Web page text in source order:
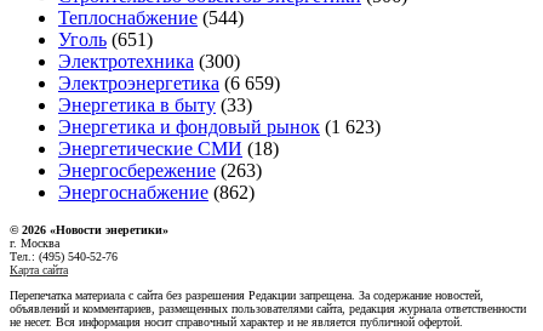
Теплоснабжение (544)
Уголь (651)
Электротехника (300)
Электроэнергетика (6 659)
Энергетика в быту (33)
Энергетика и фондовый рынок (1 623)
Энергетические СМИ (18)
Энергосбережение (263)
Энергоснабжение (862)
© 2026 «Новости энеретики»
г. Москва
Тел.: (495) 540-52-76
Карта сайта
Перепечатка материала с сайта без разрешения Редакции запрещена. За содержание новостей,
объявлений и комментариев, размещенных пользователями сайта, редакция журнала ответственности
не несет. Вся информация носит справочный характер и не является публичной офертой.